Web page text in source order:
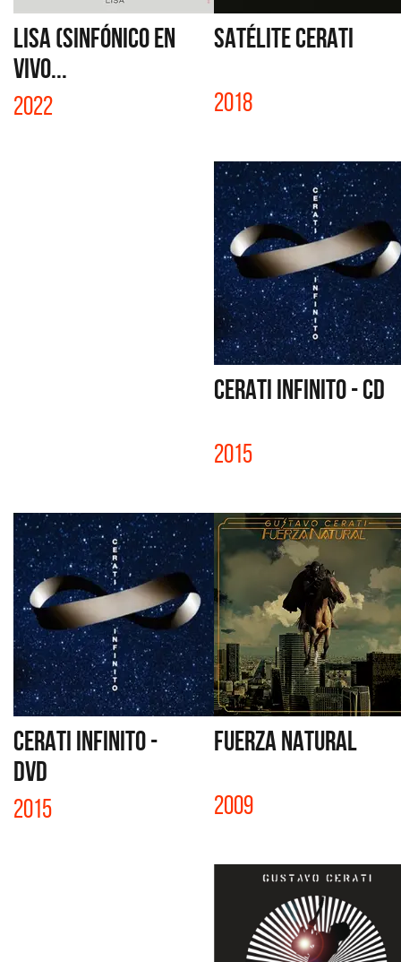
LISA (SINFÓNICO EN
VIVO...
2022
SATÉLITE CERATI
2018
CERATI INFINITO - CD
2015
CERATI INFINITO -
DVD
2015
FUERZA NATURAL
2009